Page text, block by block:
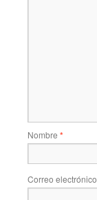
Nombre *
Correo electrónico